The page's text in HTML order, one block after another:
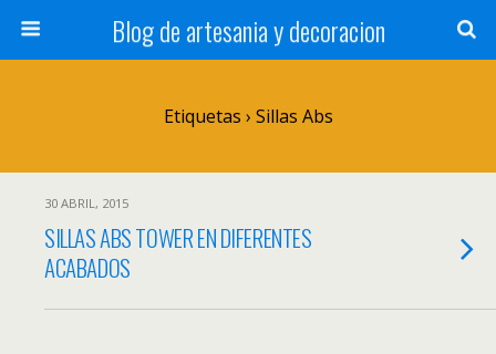
Blog de artesania y decoracion
Etiquetas › Sillas Abs
30 ABRIL, 2015
SILLAS ABS TOWER EN DIFERENTES
ACABADOS